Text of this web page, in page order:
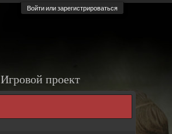
Войти или зарегистрироваться
Игровой проект